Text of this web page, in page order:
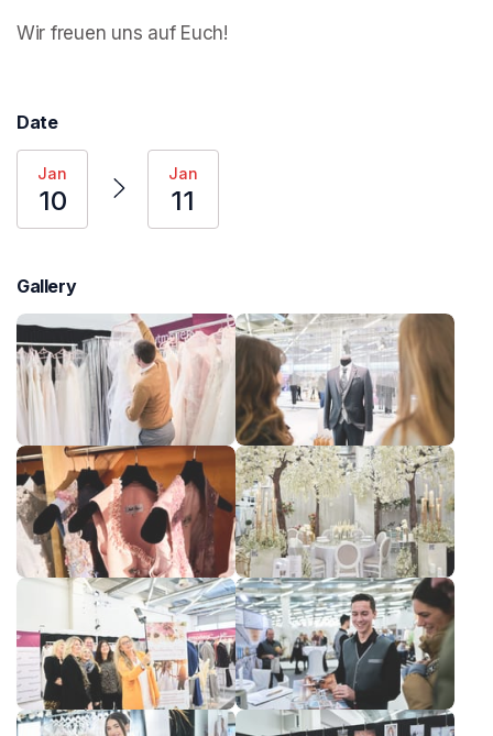
Wir freuen uns auf Euch!
Date
Jan
10
Jan
11
Gallery